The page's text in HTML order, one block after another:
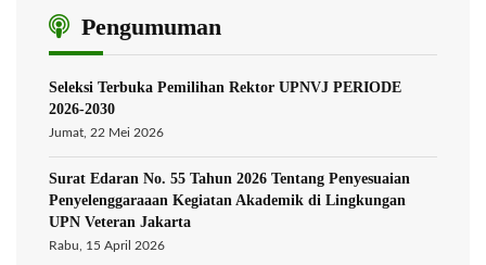
Pengumuman
Seleksi Terbuka Pemilihan Rektor UPNVJ PERIODE
2026-2030
Jumat, 22 Mei 2026
Surat Edaran No. 55 Tahun 2026 Tentang Penyesuaian
Penyelenggaraaan Kegiatan Akademik di Lingkungan
UPN Veteran Jakarta
Rabu, 15 April 2026